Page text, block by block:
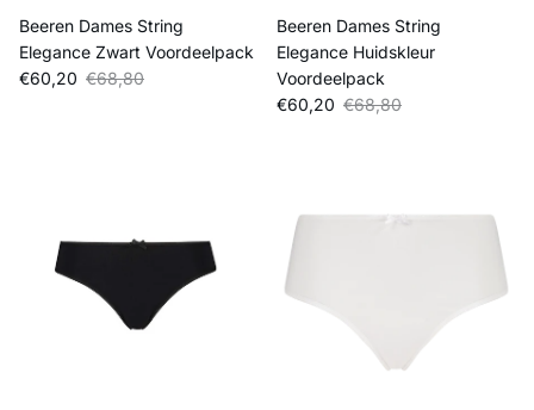
Beeren Dames String
Elegance Zwart Voordeelpack
Verkoopprijs
€60,20 Reguliere prijs
€68,80
Beeren Dames String
Elegance Huidskleur
Voordeelpack
Verkoopprijs
€60,20 Reguliere prijs
€68,80